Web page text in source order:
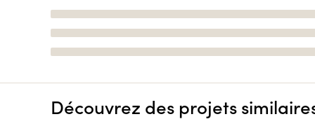
Découvrez des projets